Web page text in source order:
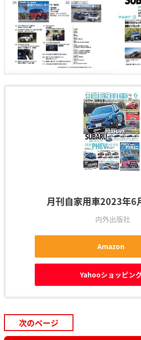
月刊自家用車2023年6
内外出版社
Amazon
Yahooショッピン
次のページ